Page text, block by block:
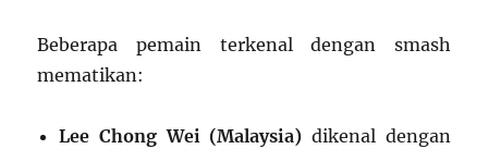
Beberapa pemain terkenal dengan smash
mematikan:
Lee Chong Wei (Malaysia) dikenal dengan